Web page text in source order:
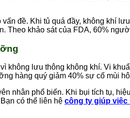
đề. Khi tủ quá đầy, không khí
Theo khảo sát của FDA, 60%
không lưu thông không khí. Vi
hàng quý giảm 40% sự cố mùi
nhân phổ biến. Khi bụi tích tụ,
có thể liên hệ công ty giúp việc